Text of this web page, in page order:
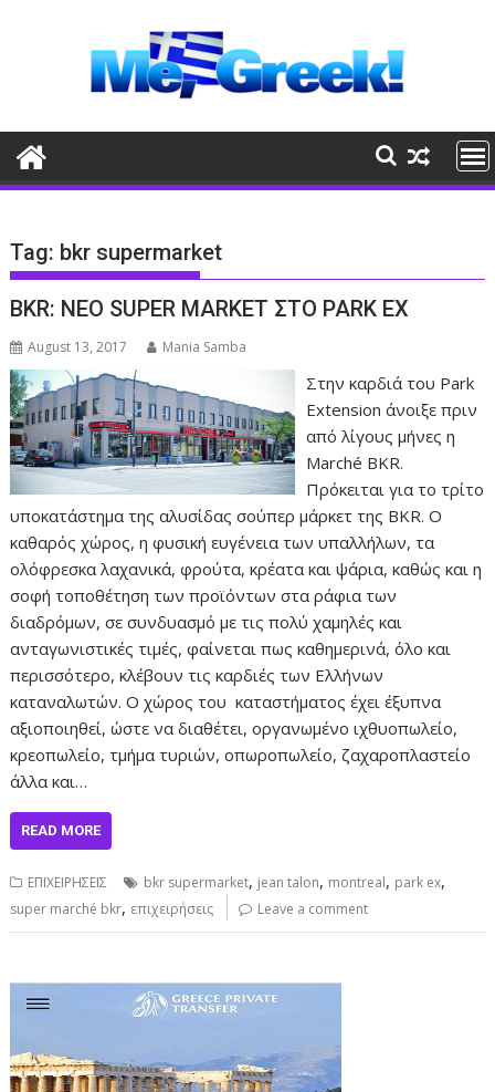
Tag: bkr supermarket
BKR: ΝΕΟ SUPER MARKET ΣΤΟ PARK EX
August 13, 2017 Mania Samba
Στην καρδιά του Park
Extension άνοιξε πριν
από λίγους μήνες η
Marché BKR.
Πρόκειται για το τρίτο
υποκατάστημα της αλυσίδας σούπερ μάρκετ της BKR. O
καθαρός χώρος, η φυσική ευγένεια των υπαλλήλων, τα
ολόφρεσκα λαχανικά, φρούτα, κρέατα και ψάρια, καθώς και η
σοφή τοποθέτηση των προϊόντων στα ράφια των
διαδρόμων, σε συνδυασμό με τις πολύ χαμηλές και
ανταγωνιστικές τιμές, φαίνεται πως καθημερινά, όλο και
περισσότερο, κλέβουν τις καρδιές των Ελλήνων
καταναλωτών. Ο χώρος του καταστήματος έχει έξυπνα
αξιοποιηθεί, ώστε να διαθέτει, οργανωμένο ιχθυοπωλείο,
κρεοπωλείο, τμήμα τυριών, οπωροπωλείο, ζαχαροπλαστείο
άλλα και…
READ MORE
ΕΠΙΧΕΙΡΗΣΕΙΣ bkr supermarket, jean talon, montreal, park ex,
super marché bkr, επιχειρήσεις Leave a comment